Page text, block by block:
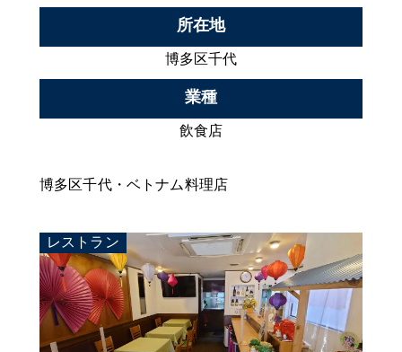
所在地
博多区千代
業種
飲食店
博多区千代・ベトナム料理店
レストラン